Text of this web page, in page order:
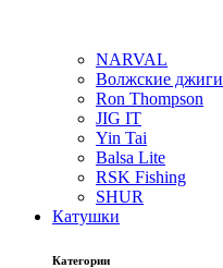
NARVAL
Волжские джиги
Ron Thompson
JIG IT
Yin Tai
Balsa Lite
RSK Fishing
SHUR
Катушки
Категории